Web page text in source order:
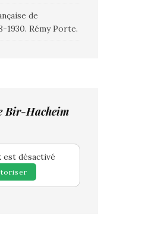
de
1930. Rémy Porte.
Bir-Hacheim
est désactivé